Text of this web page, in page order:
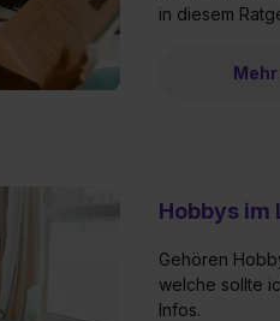
in diesem
Hobbys im
Gehören
welche sollte
Infos.